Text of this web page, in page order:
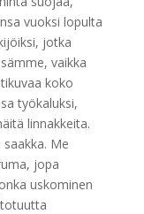
vuoksi lopulta
jotka
vaikka
koko
työkaluksi,
linnakkeita.
Me
jopa
uskominen